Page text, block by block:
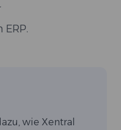
wie Xentral